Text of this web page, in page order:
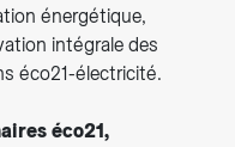
énergétique,
intégrale des
éco21-électricité.
éco21,